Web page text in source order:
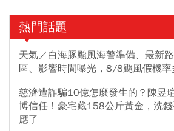
熱門話題
天氣／白海豚颱風海警準備、最新
區、影響時間曝光，8/8颱風假機
慈濟遭詐騙10億怎麼發生的？陳昱
博信任！豪宅藏158公斤黃金，洗
應了